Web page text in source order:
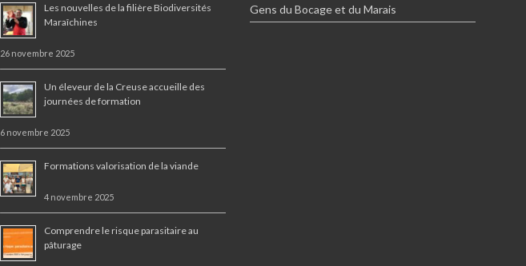
Les nouvelles de la filière Biodiversités
Maraîchines
26 novembre 2025
Un éleveur de la Creuse accueille des
journées de formation
6 novembre 2025
Formations valorisation de la viande
4 novembre 2025
Comprendre le risque parasitaire au
pâturage
Gens du Bocage et du Marais